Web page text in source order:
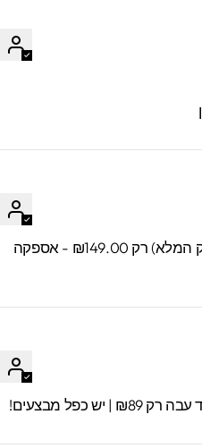
אליאס אדום במבצע ענק! (המשחק המלא) רק ₪149.00 - אספקה